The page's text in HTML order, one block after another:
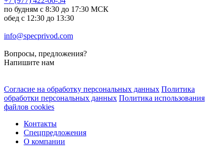
по будням с 8:30 до 17:30 МСК
обед с 12:30 до 13:30
info@specprivod.com
Вопросы, предложения?
Напишите нам
Согласие на обработку персональных данных Политика
обработки персональных данных Политика использования
файлов cookies
Контакты
Спецпредложения
О компании